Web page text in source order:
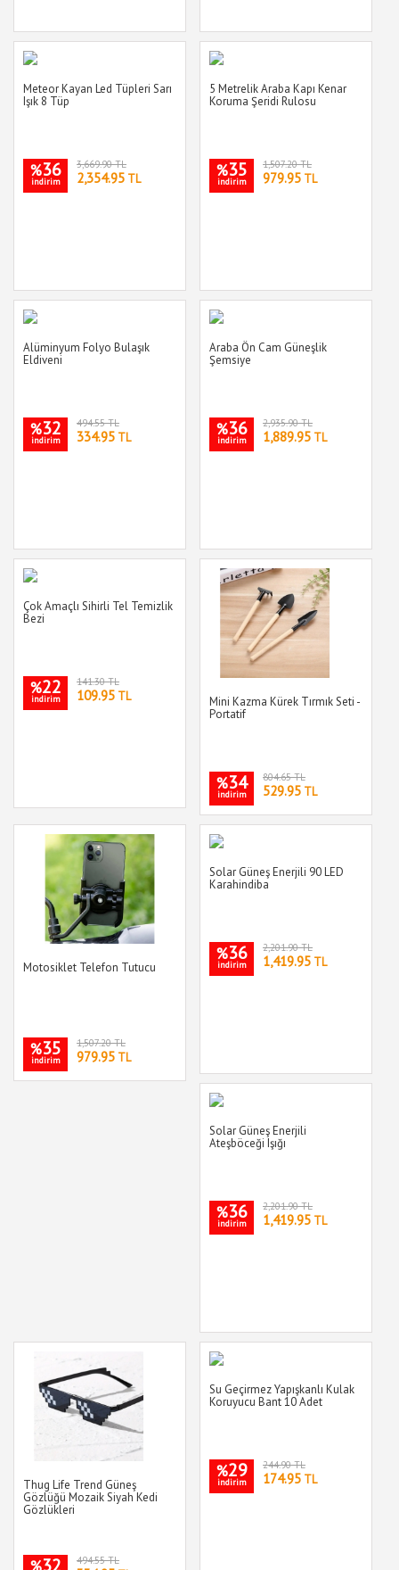
Meteor Kayan Led Tüpleri Sarı
Işık 8 Tüp
%36
indirim
3,669.90 TL
2,354.95 TL
5 Metrelik Araba Kapı Kenar
Koruma Şeridi Rulosu
%35
indirim
1,507.20 TL
979.95 TL
Alüminyum Folyo Bulaşık
Eldiveni
%32
indirim
494.55 TL
334.95 TL
Araba Ön Cam Güneşlik
Şemsiye
%36
indirim
2,935.90 TL
1,889.95 TL
Çok Amaçlı Sihirli Tel Temizlik
Bezi
%22
indirim
141.30 TL
109.95 TL
Mini Kazma Kürek Tırmık Seti -
Portatif
%34
indirim
804.65 TL
529.95 TL
Motosiklet Telefon Tutucu
%35
indirim
1,507.20 TL
979.95 TL
Solar Güneş Enerjili 90 LED
Karahindiba
%36
indirim
2,201.90 TL
1,419.95 TL
Solar Güneş Enerjili
Ateşböceği Işığı
%36
indirim
2,201.90 TL
1,419.95 TL
Thug Life Trend Güneş
Gözlüğü Mozaik Siyah Kedi
Gözlükleri
%32 494.55 TL
Su Geçirmez Yapışkanlı Kulak
Koruyucu Bant 10 Adet
%29
indirim
244.90 TL
174.95 TL